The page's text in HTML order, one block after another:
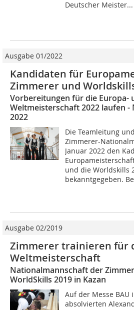
Deutscher Meister...
Ausgabe 01/2022
Kandidaten für
Zimmerer und
Vorbereitungen für die Europa-
Weltmeisterschaft 2022 laufen -
2022
Die Teamleitung
Zimmerer-
Januar 2022 den
und die Worldskills
bekanntgegeben.
Ausgabe 02/2019
Zimmerer trainieren für
Weltmeisterschaft
Nationalmannschaft der
WorldSkills 2019 in Kazan
Auf der Messe BAU
absolvierten